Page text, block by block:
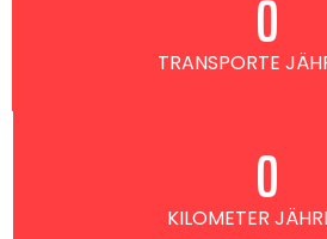
TRANSPORTE
0
KILOMETER
0